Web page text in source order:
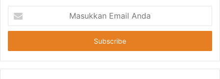
Email
Anda